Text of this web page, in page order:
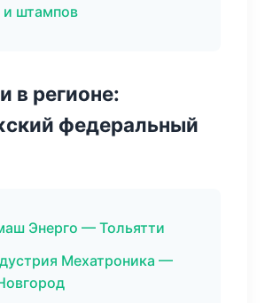
и штампов
в регионе:
федеральный
Энерго — Тольятти
Мехатроника —